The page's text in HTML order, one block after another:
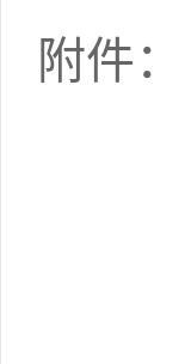
附件：